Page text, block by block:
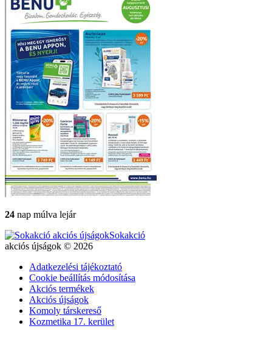
24 nap múlva lejár
Sokakció
akciós újságok © 2026
Adatkezelési tájékoztató
Cookie beállítás módosítása
Akciós termékek
Akciós újságok
Komoly társkereső
Kozmetika 17. kerület